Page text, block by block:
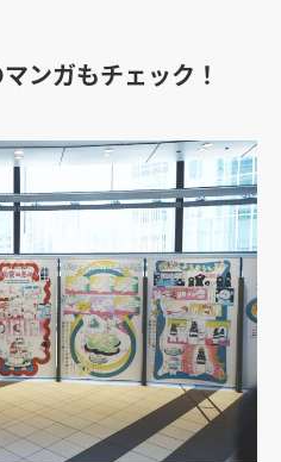
ンガもチェック！